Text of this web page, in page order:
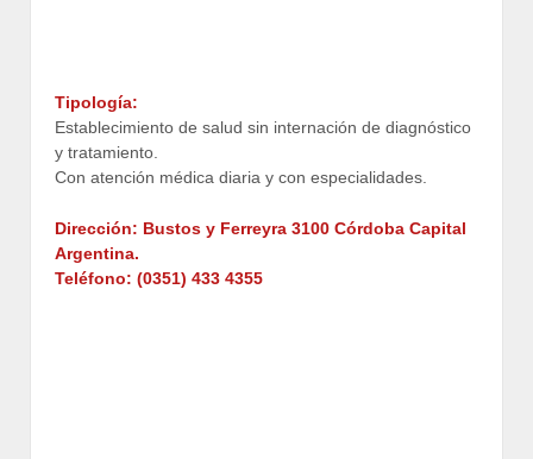
Tipología:
Establecimiento de salud sin internación de diagnóstico
y tratamiento.
Con atención médica diaria y con especialidades.
Dirección: Bustos y Ferreyra 3100 Córdoba Capital
Argentina.
Teléfono: (0351) 433 4355